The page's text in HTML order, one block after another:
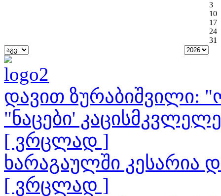
3
10
17
24
31
დავით ზურაბიშვილი:
"ნაცები'
[ ვრცლად ]
ხარაგაულში კესარია
[ ვრცლად ]